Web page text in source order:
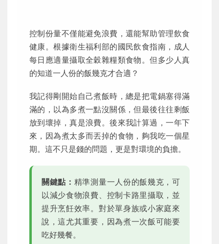
控制份量不僅能避免浪費，還能幫助管理飲食
健康。根據衛生福利部的國民飲食指南，成人
每日應適量攝取全穀雜糧類食物。但多少人真
的知道一人份的飯幾克才合適？
我記得剛開始自己煮飯時，總是把電鍋塞得滿
滿的，以為多煮一點沒關係，但最後往往剩飯
放到壞掉，真是浪費。後來我計算過，一年下
來，因為煮太多而丟掉的食物，夠我吃一個星
期。這不只是錢的問題，更是對環境的負擔。
關鍵點： 精準測量一人份的飯幾克，可
以減少食物浪費、控制卡路里攝取，並
提升烹飪效率。對於單身族或小家庭來
說，這尤其重要，因為煮一次飯可能要
吃好幾餐。